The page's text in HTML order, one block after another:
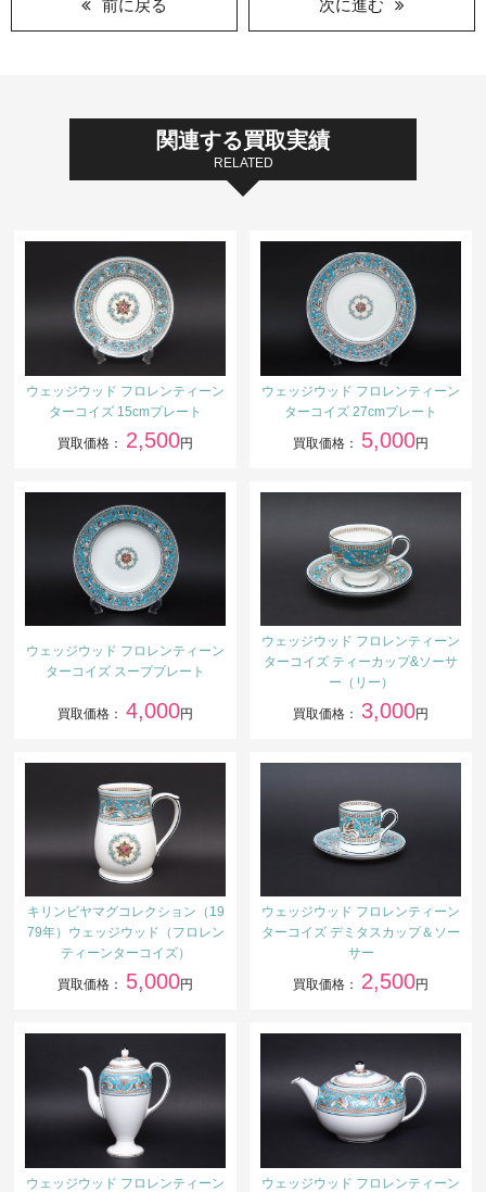
前に戻る 次に進む
関連する買取実績
RELATED
ウェッジウッド フロレンティーン
ターコイズ 15cmプレート
買取価格： 2,500円
ウェッジウッド フロレンティーン
ターコイズ 27cmプレート
買取価格： 5,000円
ウェッジウッド フロレンティーン
ターコイズ スーププレート
買取価格： 4,000円
ウェッジウッド フロレンティーン
ターコイズ ティーカップ&ソーサ
ー（リー）
買取価格： 3,000円
キリンビヤマグコレクション（19
79年）ウェッジウッド（フロレン
ティーンターコイズ）
買取価格： 5,000円
ウェッジウッド フロレンティーン
ターコイズ デミタスカップ＆ソー
サー
買取価格： 2,500円
ウェッジウッド フロレンティーン
ウェッジウッド フロレンティーン